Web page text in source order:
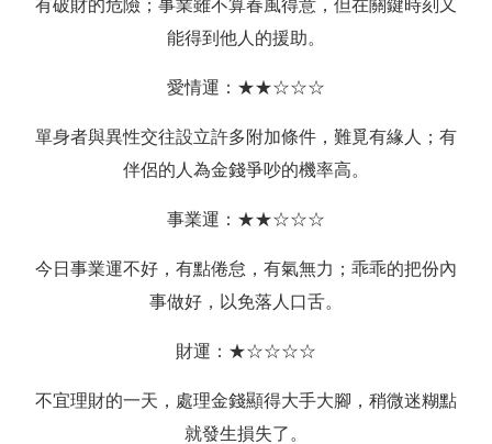
有破財的危險；事業雖不算春風得意，但在關鍵時刻又
能得到他人的援助。
愛情運：★★☆☆☆
單身者與異性交往設立許多附加條件，難覓有緣人；有
伴侶的人為金錢爭吵的機率高。
事業運：★★☆☆☆
今日事業運不好，有點倦怠，有氣無力；乖乖的把份內
事做好，以免落人口舌。
財運：★☆☆☆☆
不宜理財的一天，處理金錢顯得大手大腳，稍微迷糊點
就發生損失了。